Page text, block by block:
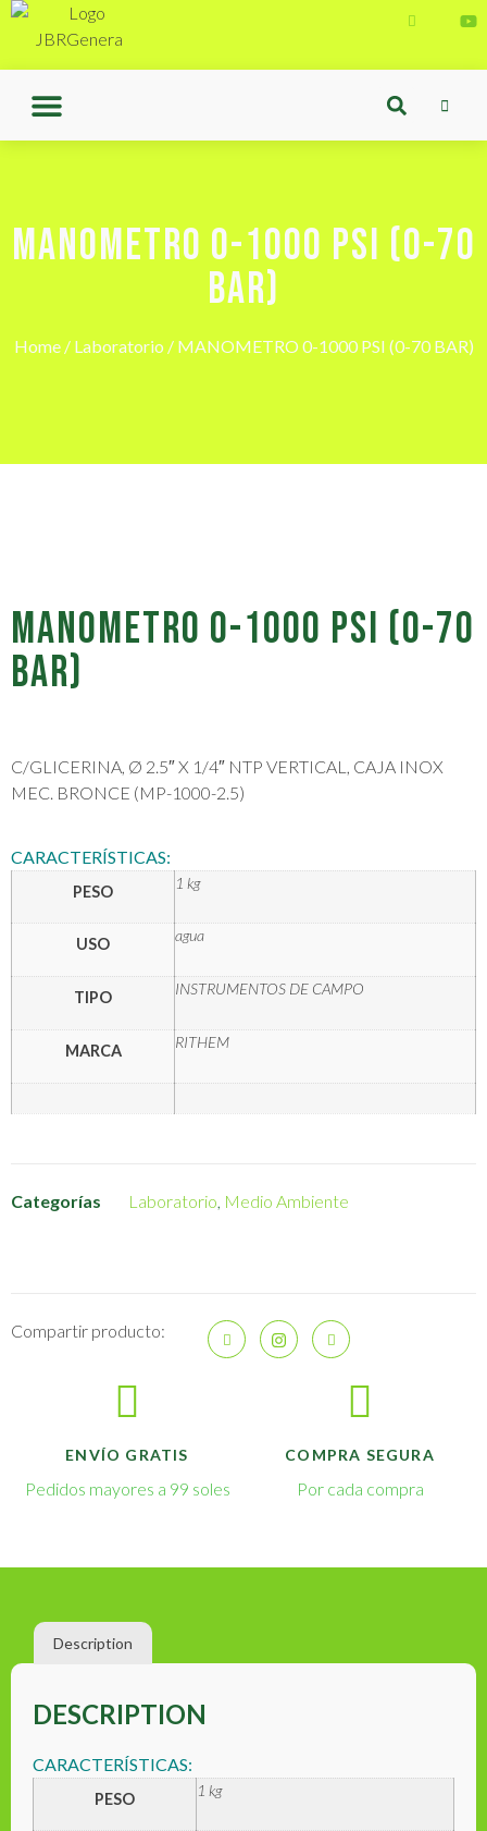
MANOMETRO 0-1000 PSI (0-70
BAR)
Home/ Laboratorio / MANOMETRO 0-1000 PSI (0-70 BAR)
MANOMETRO 0-1000 PSI (0-70
BAR)
C/GLICERINA, Ø 2.5″ X 1/4″ NTP VERTICAL, CAJA INOX
MEC. BRONCE (MP-1000-2.5)
CARACTERÍSTICAS:
PESO 1 kg
USO agua
TIPO INSTRUMENTOS DE CAMPO
MARCA RITHEM
Categorías Laboratorio, Medio Ambiente
Compartir producto:
ENVÍO GRATIS
Pedidos mayores a 99 soles
COMPRA SEGURA
Por cada compra
Description
DESCRIPTION
CARACTERÍSTICAS:
PESO 1 kg